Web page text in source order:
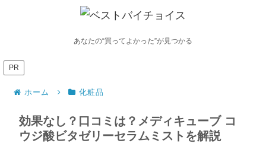
あなたの“買ってよかった”が見つかる
PR
ホーム 化粧品
効果なし？口コミは？メディキューブ コ
ウジ酸ビタゼリーセラムミストを解説